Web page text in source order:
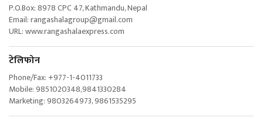
P.O.Box: 8978 CPC 47, Kathmandu, Nepal
Email: rangashalagroup@gmail.com
URL: www.rangashalaexpress.com
टेलिफोन
Phone/Fax: +977-1-4011733
Mobile: 9851020348,9841330284
Marketing: 9803264973, 9861535295